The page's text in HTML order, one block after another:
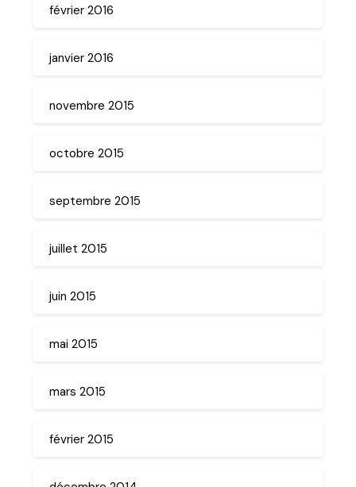
février 2016
janvier 2016
novembre 2015
octobre 2015
septembre 2015
juillet 2015
juin 2015
mai 2015
mars 2015
février 2015